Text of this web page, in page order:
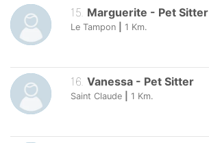
15 Marguerite - Pet Sitter
Le Tampon 1 Km.
16 Vanessa - Pet Sitter
Saint Claude 1 Km.